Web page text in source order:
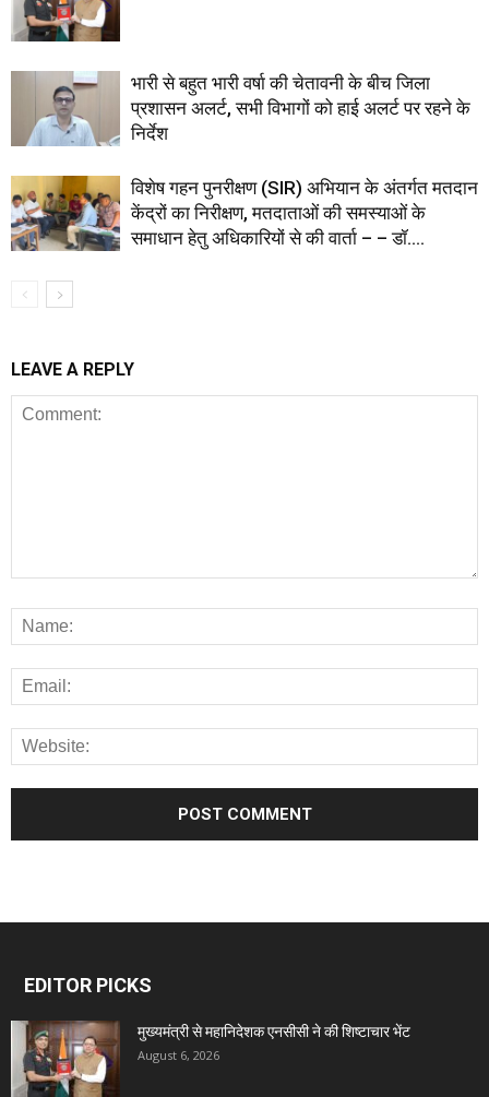
भारी से बहुत भारी वर्षा की चेतावनी के बीच जिला
प्रशासन अलर्ट, सभी विभागों को हाई अलर्ट पर रहने के
निर्देश
विशेष गहन पुनरीक्षण (SIR) अभियान के अंतर्गत मतदान
केंद्रों का निरीक्षण, मतदाताओं की समस्याओं के
समाधान हेतु अधिकारियों से की वार्ता – – डॉ....
LEAVE A REPLY
EDITOR PICKS
मुख्यमंत्री से महानिदेशक एनसीसी ने की शिष्टाचार भेंट
August 6, 2026